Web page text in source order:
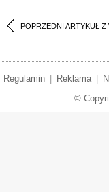
POPRZEDNI ARTYKUŁ Z
Regulamin Reklama
©